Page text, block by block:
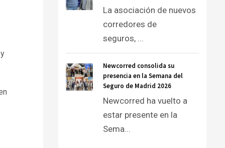
La asociación de nuevos
corredores de
seguros, ...
Newcorred consolida su
presencia en la Semana del
Seguro de Madrid 2026
Newcorred ha vuelto a
estar presente en la
Sema...